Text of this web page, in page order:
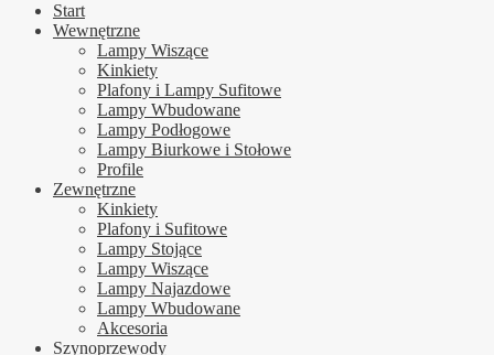
Start
Wewnętrzne
Lampy Wiszące
Kinkiety
Plafony i Lampy Sufitowe
Lampy Wbudowane
Lampy Podłogowe
Lampy Biurkowe i Stołowe
Profile
Zewnętrzne
Kinkiety
Plafony i Sufitowe
Lampy Stojące
Lampy Wiszące
Lampy Najazdowe
Lampy Wbudowane
Akcesoria
Szynoprzewody